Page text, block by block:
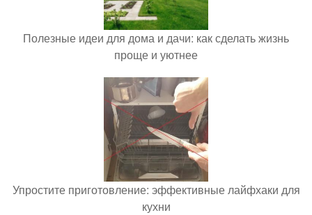
Полезные идеи для дома и дачи: как сделать жизнь
проще и уютнее
Упростите приготовление: эффективные лайфхаки для
кухни